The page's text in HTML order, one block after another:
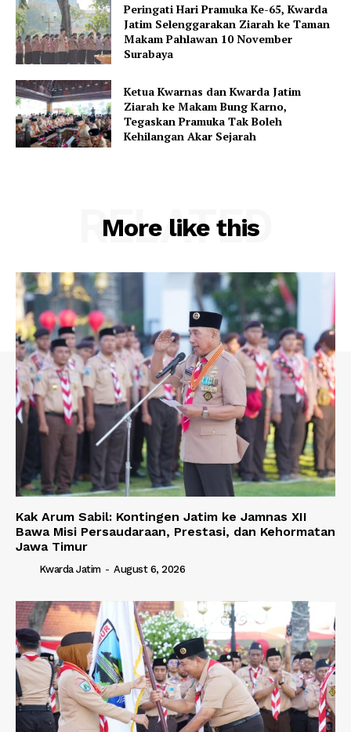
Peringati Hari Pramuka Ke-65, Kwarda
Jatim Selenggarakan Ziarah ke Taman
Makam Pahlawan 10 November
Surabaya
Ketua Kwarnas dan Kwarda Jatim
Ziarah ke Makam Bung Karno,
Tegaskan Pramuka Tak Boleh
Kehilangan Akar Sejarah
More like this
RELATED
Kak Arum Sabil: Kontingen Jatim ke Jamnas XII
Bawa Misi Persaudaraan, Prestasi, dan Kehormatan
Jawa Timur
Kwarda Jatim - August 6, 2026